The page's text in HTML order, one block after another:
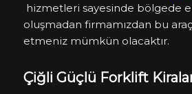
hizmetleri sayesinde bölgede
oluşmadan firmamızdan bu
etmeniz mümkün olacaktır.
Çiğli Güçlü Forklift